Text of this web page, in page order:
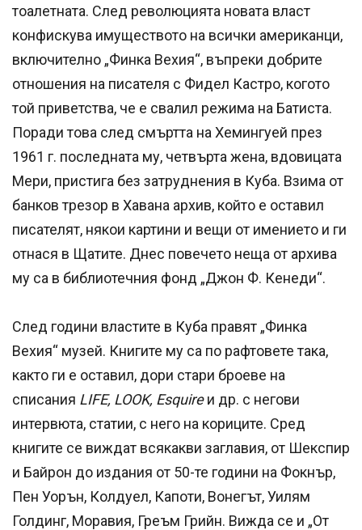
тоалетната. След революцията новата власт
конфискува имуществото на всички американци,
включително „Финка Вехия“, въпреки добрите
отношения на писателя с Фидел Кастро, когото
той приветства, че е свалил режима на Батиста.
Поради това след смъртта на Хемингуей през
1961 г. последната му, четвърта жена, вдовицата
Мери, пристига без затруднения в Куба. Взима от
банков трезор в Хавана архив, който е оставил
писателят, някои картини и вещи от имението и ги
отнася в Щатите. Днес повечето неща от архива
му са в библиотечния фонд „Джон Ф. Кенеди“.
След години властите в Куба правят „Финка
Вехия“ музей. Книгите му са по рафтовете така,
както ги е оставил, дори стари броеве на
списания LIFE, LOOK, Esquireи др. с негови
интервюта, статии, с него на кориците. Сред
книгите се виждат всякакви заглавия, от Шекспир
и Байрон до издания от 50-те години на Фокнър,
Пен Уорън, Колдуел, Капоти, Вонегът, Уилям
Голдинг, Моравия, Греъм Грийн. Вижда се и „От